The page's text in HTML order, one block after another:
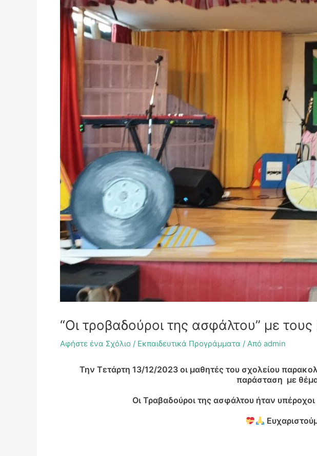
“Οι τροβαδούροι της ασφάλτου” με
Αφήστε ένα Σχόλιο / Εκπαιδευτικά Προγράμματα / Από admin
Την Τετάρτη 13/12/2023 οι μαθητές του σχολείου
παράσταση με
Οι Τραβαδούροι της ασφάλτου ήταν